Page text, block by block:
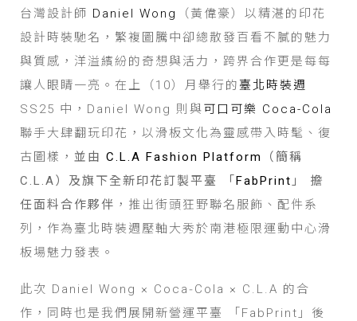
台灣設計師 Daniel Wong
（黃偉豪）以精湛的印花
設計時裝馳名，繁複圖騰中卻總散發百看不膩的魅力
與質感，洋溢繽紛的奇想與活力，跨界合作更是每每
讓人眼睛一亮。在上（10）月舉行的 臺北時裝週
SS25 中，Daniel Wong 則與可口可樂 Coca-Cola
聯手大肆翻玩印花，以滑板文化為靈感帶入時髦、復
古圖樣， 並由C.L.A Fashion Platform
（簡稱
C.L.A）及旗下全新印花訂製平臺 「FabPrint 」 擔
任面料合作夥伴 ，推出街頭狂野聯名服飾、配件系
列，作為臺北時裝週壓軸大秀於南港極限運動中心滑
板場魅力發表。
此次 Daniel Wong × Coca‑Cola × C.L.A 的合
作，同時也是我們展開新營運平臺 「FabPrint」後